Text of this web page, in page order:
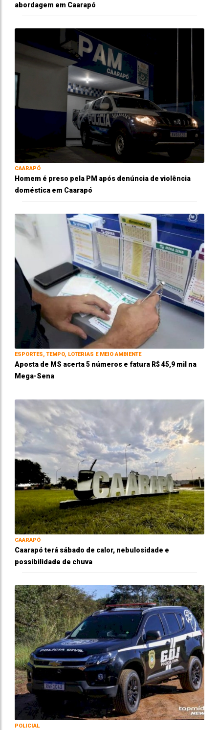
abordagem em Caarapó
CAARAPÓ
Homem é preso pela PM após denúncia de violência
doméstica em Caarapó
ESPORTES, TEMPO, LOTERIAS E MEIO AMBIENTE
Aposta de MS acerta 5 números e fatura R$ 45,9 mil na
Mega-Sena
CAARAPÓ
Caarapó terá sábado de calor, nebulosidade e
possibilidade de chuva
POLICIAL